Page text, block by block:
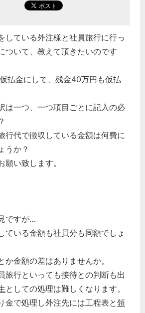
している外注様と社員旅行に行っ
ついて、教えて頂きたいのです
払金にして、残金40万円も仮払
は一つ、一つ項目ごとに記入の必
行代で徴収している金額は何費に
うか？
い致します。
ですが…
ている金額も社員分も同額でしょ
か金額の差はありませんか。
旅行といっても接待との判断も出
としての処理は難しくなります。
金で処理し外注先には工程表と領